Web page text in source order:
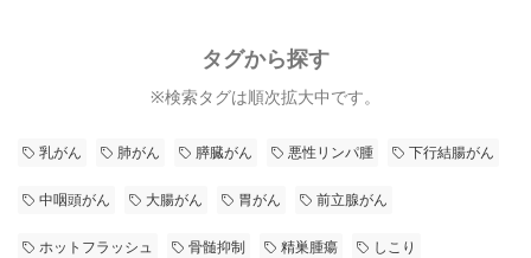
タグから探す
※検索タグは順次拡大中です。
乳がん 肺がん 膵臓がん 悪性リンパ腫 下行結腸がん
中咽頭がん 大腸がん 胃がん 前立腺がん
ホットフラッシュ 骨髄抑制 精巣腫瘍 しこり